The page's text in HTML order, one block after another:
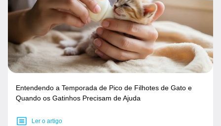
Entendendo a Temporada de Pico de Filhotes de Gato e
Quando os Gatinhos Precisam de Ajuda
Ler o artigo